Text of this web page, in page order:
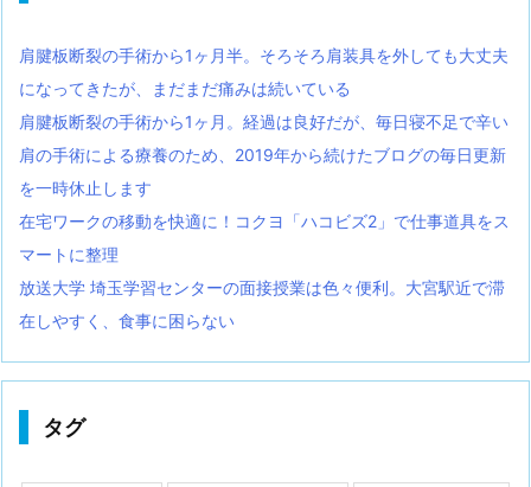
肩腱板断裂の手術から1ヶ月半。そろそろ肩装具を外しても大丈夫
になってきたが、まだまだ痛みは続いている
肩腱板断裂の手術から1ヶ月。経過は良好だが、毎日寝不足で辛い
肩の手術による療養のため、2019年から続けたブログの毎日更新
を一時休止します
在宅ワークの移動を快適に！コクヨ「ハコビズ2」で仕事道具をス
マートに整理
放送大学 埼玉学習センターの面接授業は色々便利。大宮駅近で滞
在しやすく、食事に困らない
タグ